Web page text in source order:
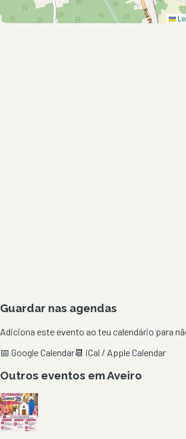
Guardar nas agendas
Adiciona este evento ao teu calendário para
📅 Google Calendar📆 iCal / Apple Calendar
Outros eventos emAveiro